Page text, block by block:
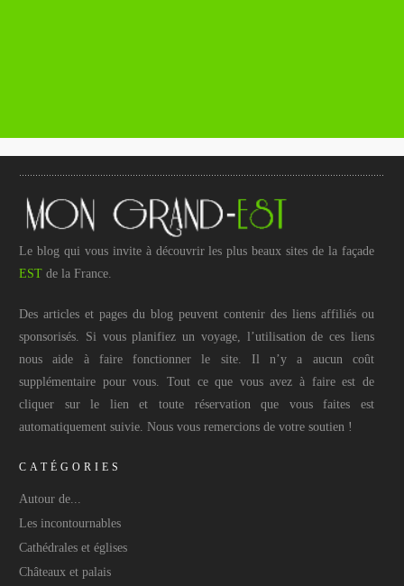
Le blog qui vous invite à découvrir les plus beaux sites de la façade
EST de la France.
Des articles et pages du blog peuvent contenir des liens affiliés ou
sponsorisés. Si vous planifiez un voyage, l’utilisation de ces liens
nous aide à faire fonctionner le site. Il n’y a aucun coût
supplémentaire pour vous. Tout ce que vous avez à faire est de
cliquer sur le lien et toute réservation que vous faites est
automatiquement suivie. Nous vous remercions de votre soutien !
CATÉGORIES
Autour de...
Les incontournables
Cathédrales et églises
Châteaux et palais